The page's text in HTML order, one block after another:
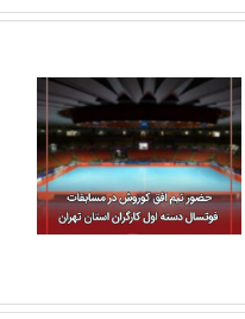
خط جدید تولید پودر
شوینده گروه صنعتی
پاکشو افتتاح شد